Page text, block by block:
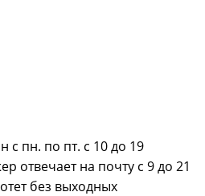
пн. по пт. с 10 до 19
отвечает на почту с 9 до 21
без выходных